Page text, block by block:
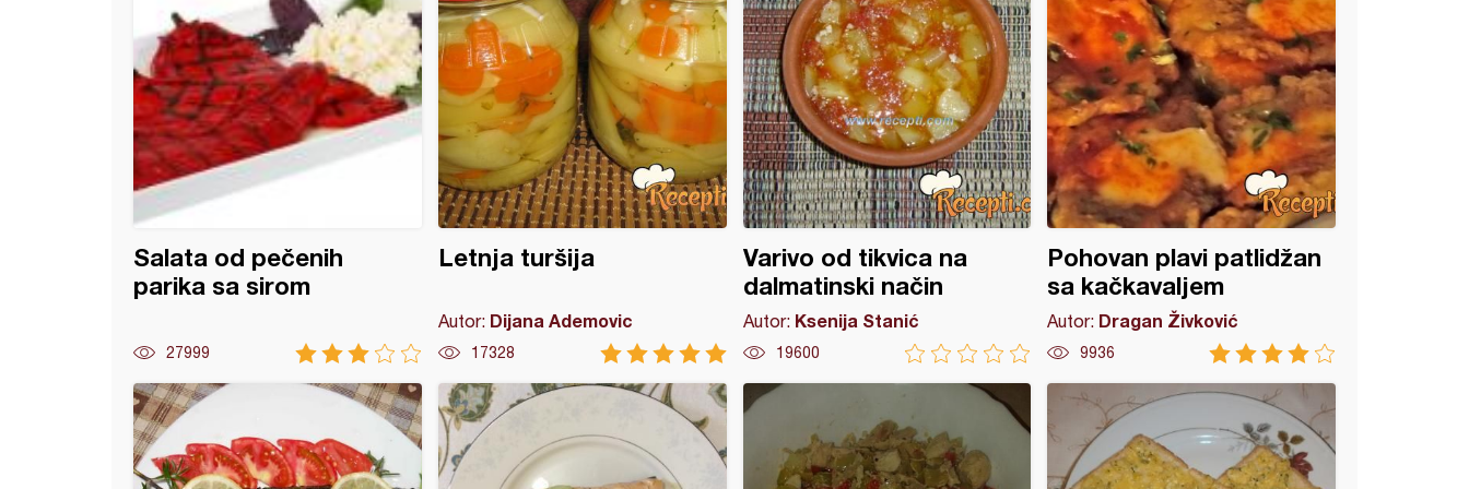
Salata od pečenih
parika sa sirom
27999
Letnja turšija
Autor: Dijana Ademovic
17328
Varivo od tikvica na
dalmatinski način
Autor: Ksenija Stanić
19600
Pohovan plavi patlidžan
sa kačkavaljem
Autor: Dragan Živković
9936